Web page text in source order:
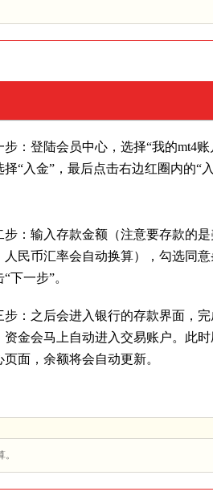
步：登陆会员中心，选择“我的mt4账
择“入金”，最后点击右边红圈内的“
步：输入存款金额（注意要存款的是
人民币汇率会自动换算），勾选同意
“下一步”。
步：之后会进入银行的存款界面，完
资金会马上自动进入交易账户。此
页面，余额将会自动更新。